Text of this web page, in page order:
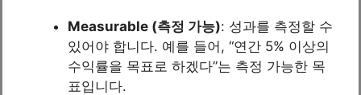
Measurable (측정 가능): 성과를 측정할 수
있어야 합니다. 예를 들어, “연간 5% 이상의
수익률을 목표로 하겠다”는 측정 가능한 목
표입니다.